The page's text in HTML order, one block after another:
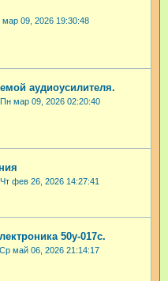
09, 2026 19:30:48
аудиоусилителя.
Пн мар 09, 2026 02:20:40
Чт фев 26, 2026 14:27:41
50у-017с.
Ср май 06, 2026 21:14:17